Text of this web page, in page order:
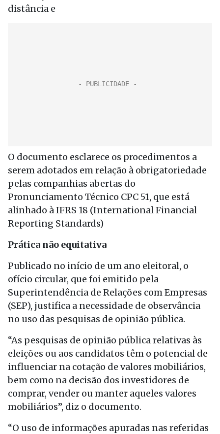
distância e
O documento esclarece os procedimentos a
serem adotados em relação à obrigatoriedade
pelas companhias abertas do
Pronunciamento Técnico CPC 51, que está
alinhado à IFRS 18 (International Financial
Reporting Standards)
Prática não equitativa
Publicado no início de um ano eleitoral, o
ofício circular, que foi emitido pela
Superintendência de Relações com Empresas
(SEP), justifica a necessidade de observância
no uso das pesquisas de opinião pública.
“As pesquisas de opinião pública relativas às
eleições ou aos candidatos têm o potencial de
influenciar na cotação de valores mobiliários,
bem como na decisão dos investidores de
comprar, vender ou manter aqueles valores
mobiliários”, diz o documento.
“O uso de informações apuradas nas referidas